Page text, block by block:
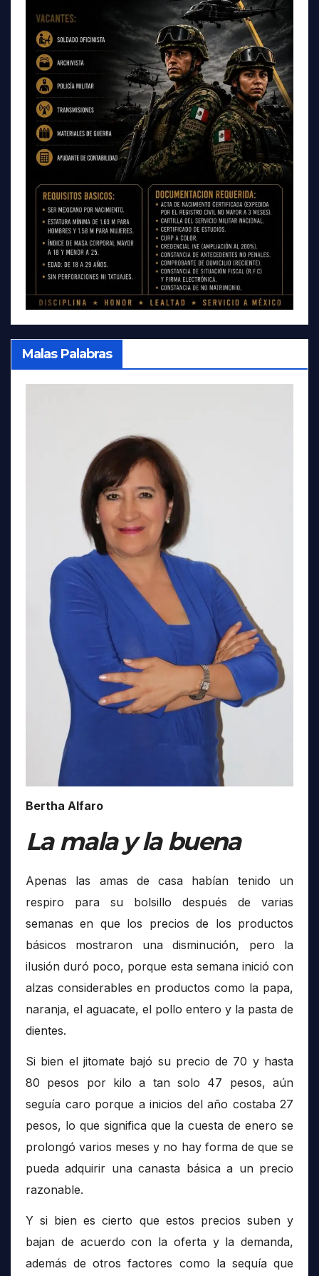
Malas Palabras
Bertha Alfaro
La mala y la buena
Apenas las amas de casa habían tenido un
respiro para su bolsillo después de varias
semanas en que los precios de los productos
básicos mostraron una disminución, pero la
ilusión duró poco, porque esta semana inició con
alzas considerables en productos como la papa,
naranja, el aguacate, el pollo entero y la pasta de
dientes.
Si bien el jitomate bajó su precio de 70 y hasta
80 pesos por kilo a tan solo 47 pesos, aún
seguía caro porque a inicios del año costaba 27
pesos, lo que significa que la cuesta de enero se
prolongó varios meses y no hay forma de que se
pueda adquirir una canasta básica a un precio
razonable.
Y si bien es cierto que estos precios suben y
bajan de acuerdo con la oferta y la demanda,
además de otros factores como la sequía que